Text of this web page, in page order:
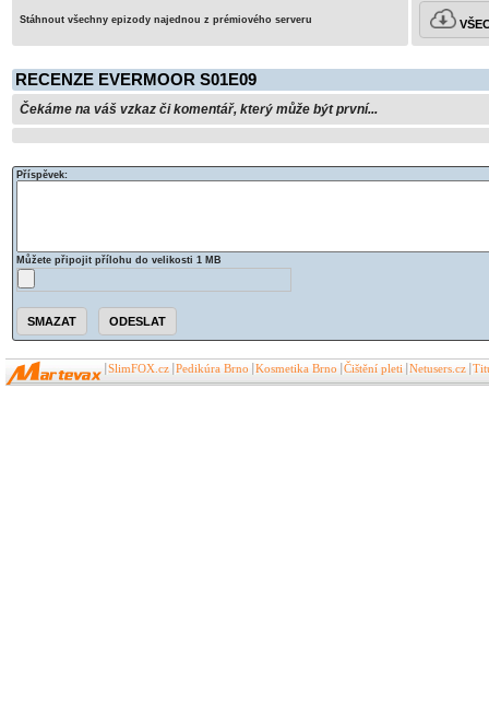
Stáhnout všechny epizody najednou z prémiového serveru
RECENZE EVERMOOR S01E09
Čekáme na váš vzkaz či komentář, který může být první...
Příspěvek:
Můžete připojit přílohu do velikosti 1 MB
SlimFOX.cz Pedikúra Brno Kosmetika Brno Čištění pleti Netusers.cz